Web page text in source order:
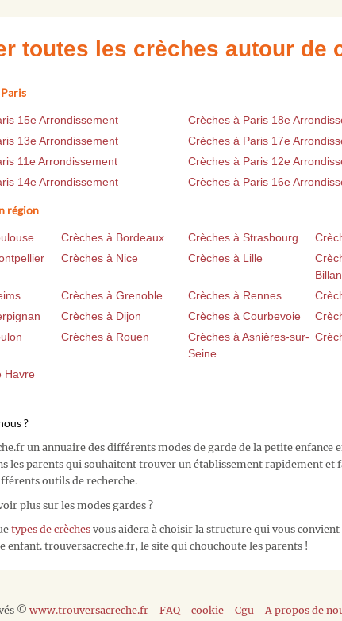
toutes les crèches autour de
Paris
15e Arrondissement
Crèches à Paris 18e
13e Arrondissement
Crèches à Paris 17e
11e Arrondissement
Crèches à Paris 12e
14e Arrondissement
Crèches à Paris 16e
région
Crèches à Bordeaux Crèches à Strasbourg
Crèches à Nice Crèches à Lille
Crèches à Grenoble Crèches à Rennes
Crèches à Dijon Crèches à Courbevoie
Crèches à Rouen
Crèches à Asnières-sur-
Seine
Havre
?
un annuaire des différents modes de garde de la petite enfance
les parents qui souhaitent trouver un établissement rapidement et
outils de recherche.
plus sur les modes gardes ?
types de crèches vous aidera à choisir la structure qui vous
enfant. trouversacreche.fr, le site qui chouchoute les parents !
© www.trouversacreche.fr - FAQ - cookie - Cgu - A propos de